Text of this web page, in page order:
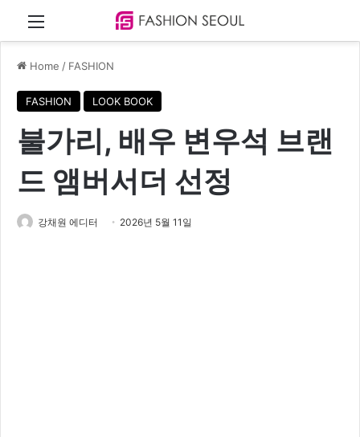
Menu
Home / FASHION
FASHION LOOK BOOK
불가리, 배우 변우석 브랜
드 앰버서더 선정
강채원 에디터 2026년 5월 11일